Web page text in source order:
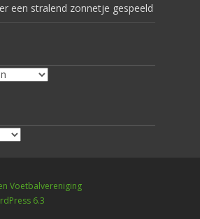
een stralend zonnetje gespeeld
Voetbalvereniging
6.3